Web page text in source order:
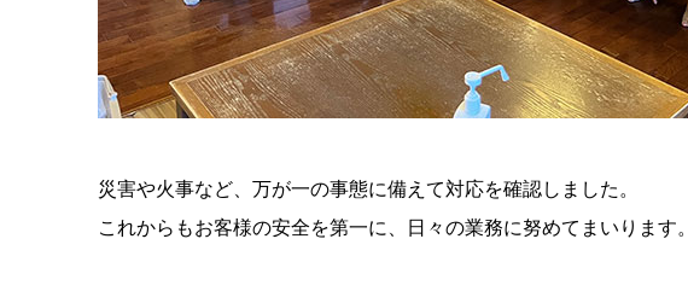
災害や火事など、万が一の事態に備えて対応を確認しました。
これからもお客様の安全を第一に、日々の業務に努めてまいります。